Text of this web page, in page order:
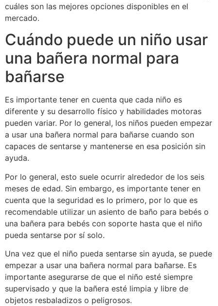
cuáles son las mejores opciones disponibles en el
mercado.
Cuándo puede un niño usar
una bañera normal para
bañarse
Es importante tener en cuenta que cada niño es
diferente y su desarrollo físico y habilidades motoras
pueden variar. Por lo general, los niños pueden empezar
a usar una bañera normal para bañarse cuando son
capaces de sentarse y mantenerse en esa posición sin
ayuda.
Por lo general, esto suele ocurrir alrededor de los seis
meses de edad. Sin embargo, es importante tener en
cuenta que la seguridad es lo primero, por lo que es
recomendable utilizar un asiento de baño para bebés o
una bañera para bebés con soporte hasta que el niño
pueda sentarse por sí solo.
Una vez que el niño pueda sentarse sin ayuda, se puede
empezar a usar una bañera normal para bañarse. Es
importante asegurarse de que el niño esté siempre
supervisado y que la bañera esté limpia y libre de
objetos resbaladizos o peligrosos.